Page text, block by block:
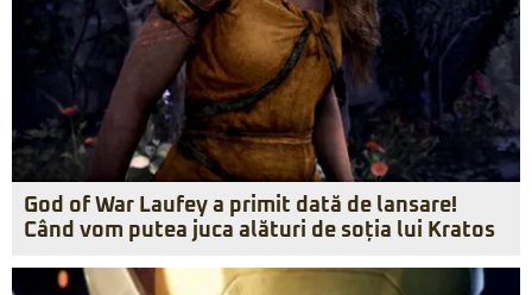
God of War Laufey a primit dată de lansare!
Când vom putea juca alături de soția lui Kratos